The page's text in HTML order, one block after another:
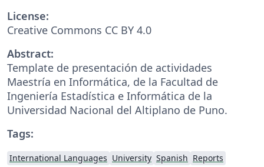
License:
Creative Commons CC BY 4.0
Abstract:
Template de presentación de actividades
Maestría en Informática, de la Facultad de
Ingeniería Estadística e Informática de la
Universidad Nacional del Altiplano de Puno.
Tags:
International Languages University Spanish Reports